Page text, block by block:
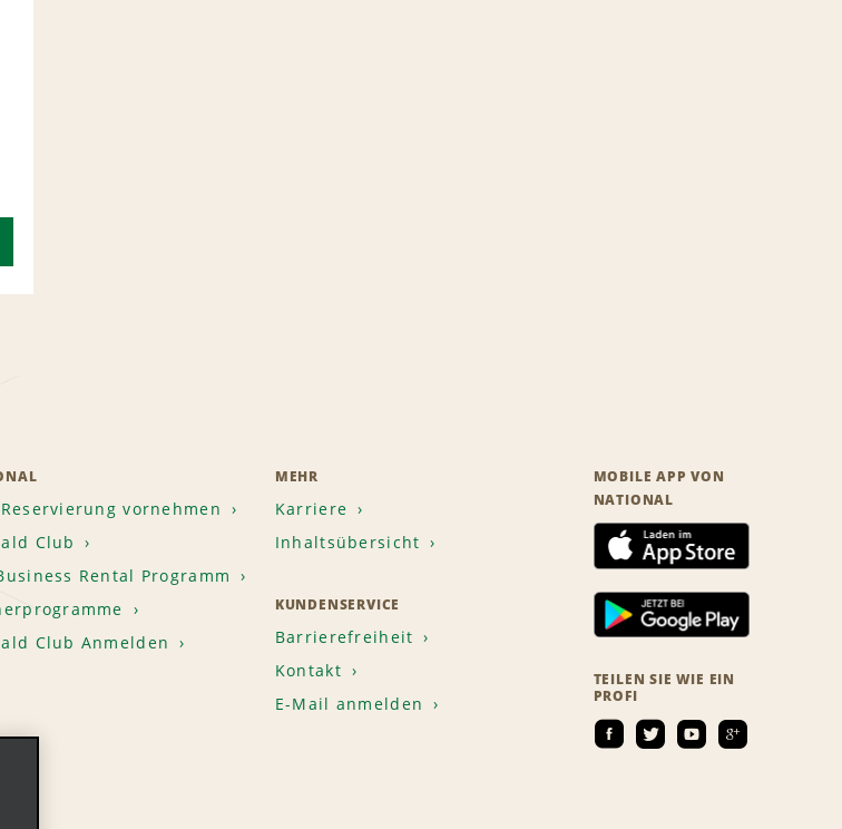
vornehmen
Club
Rental Programm
Club Anmelden
MEHR
Karriere
Inhaltsübersicht
KUNDENSERVICE
Barrierefreiheit
Kontakt
E-Mail anmelden
MOBILE APP VON
NATIONAL
TEILEN SIE WIE EIN
PROFI